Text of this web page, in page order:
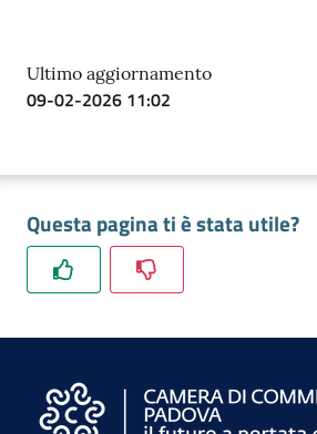
Ultimo aggiornamento
09-02-2026 11:02
Questa pagina ti è stata utile?